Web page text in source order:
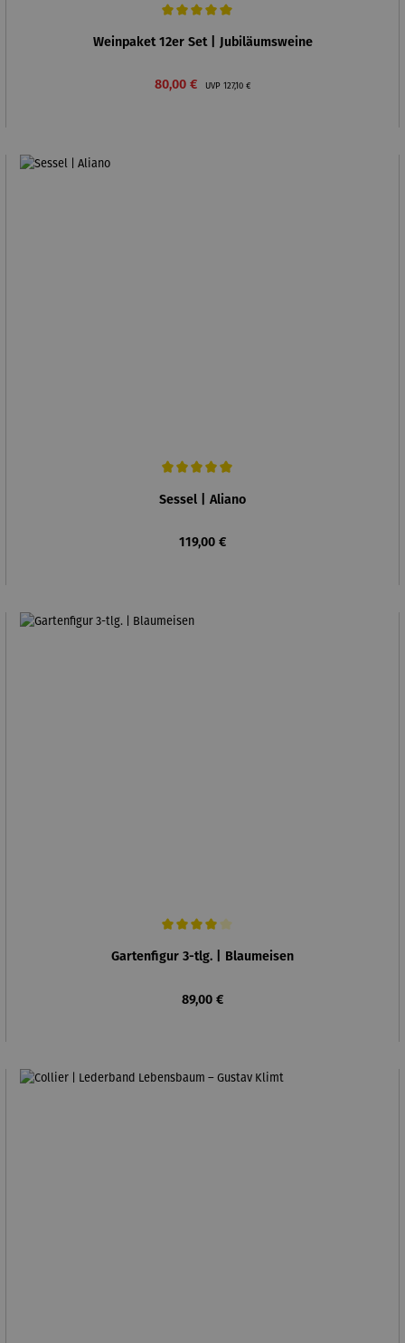
Weinpaket 12er Set | Jubiläumsweine
Verkaufspreis:
80,00 € UVP Regulärer Preis:
127,10 €
Sessel | Aliano
Regulärer Preis:
119,00 €
Gartenfigur 3-tlg. | Blaumeisen
Regulärer Preis:
89,00 €